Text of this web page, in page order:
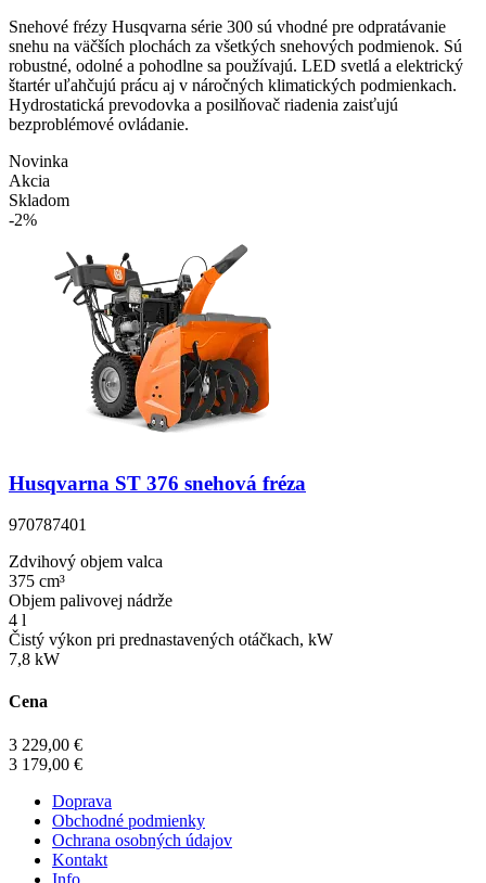
Snehové frézy Husqvarna série 300 sú vhodné pre odpratávanie
snehu na väčších plochách za všetkých snehových podmienok. Sú
robustné, odolné a pohodlne sa používajú. LED svetlá a elektrický
štartér uľahčujú prácu aj v náročných klimatických podmienkach.
Hydrostatická prevodovka a posilňovač riadenia zaisťujú
bezproblémové ovládanie.
Novinka
Akcia
Skladom
-2%
Husqvarna ST 376 snehová fréza
970787401
Zdvihový objem valca
375 cm³
Objem palivovej nádrže
4 l
Čistý výkon pri prednastavených otáčkach, kW
7,8 kW
Cena
3 229,00 €
3 179,00 €
Doprava
Obchodné podmienky
Ochrana osobných údajov
Kontakt
Info